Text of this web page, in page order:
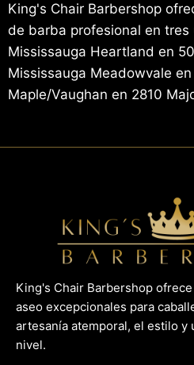
King's Chair Barbershop
de barba profesional en tres
Mississauga Heartland en
Mississauga Meadowvale
Maple/Vaughan en 2810
King's Chair Barbershop
aseo excepcionales para
artesanía atemporal, el estilo y
nivel.